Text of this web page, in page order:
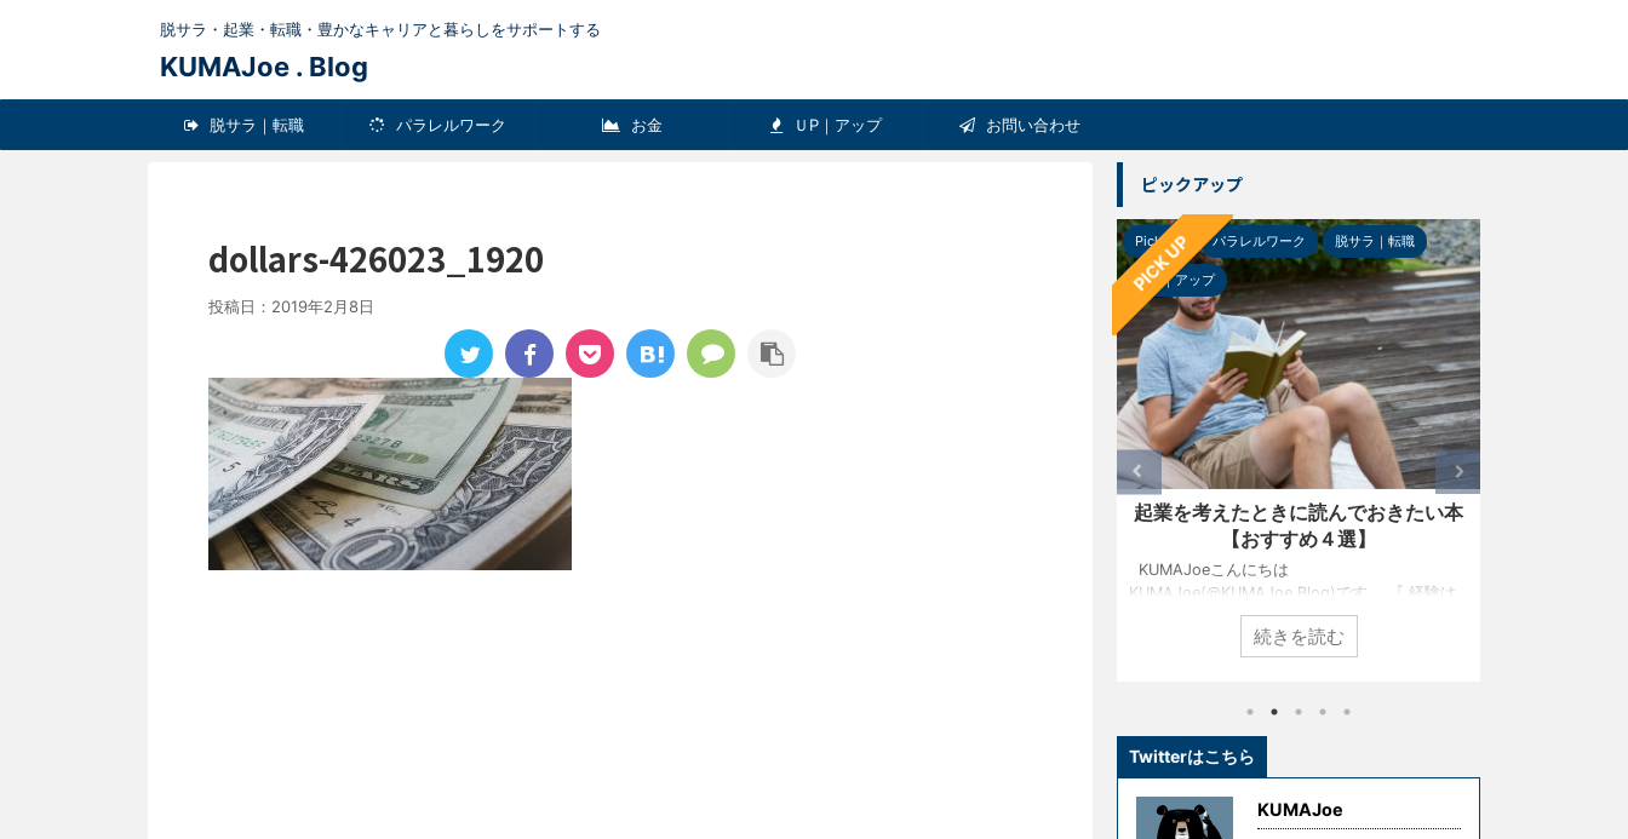
脱サラ・起業・転職・豊かなキャリアと暮らしをサポートする
KUMAJoe . Blog
脱サラ｜転職 パラレルワーク お金 ＵP｜アップ お問い合わせ
dollars-426023_1920
投稿日： 2019年2月8日
ピックアップ
PICK UP
男のダイエットに最適【おすすめダイ
エットグッズ５選】
KUMAJoeこんにちは
Pick-up パラレルワーク 脱サラ｜転職
ＵＰ｜アップ
起業を考えたときに読んでおきたい本
【おすすめ４選】
KUMAJoeこんにちは
KUMAJoe(@KUMAJoe.Blog)です。 『 経験は
最良の教師である 』という言葉をご存知でしょ
うか？ 名経営者として大きな成功を手にしてい
る創業者たちも、ずっと順風満帆な人生を送っ
し、失敗し、その経験を糧として這い上がり、
は続きがあります。 『 ただし授業料が高すぎ
る 』というものです。 失敗はコストです。成
功を手にするための試行錯誤や失敗には意味が
ありますが、無意味な ...
続きを読む
Twitterはこちら
KUMAJoe